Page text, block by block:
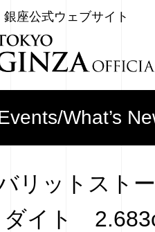
銀座公式ウェブサイト
What’s
リットスト
ダイト